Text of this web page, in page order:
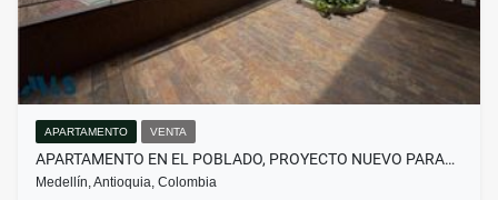
APARTAMENTO VENTA
APARTAMENTO EN EL POBLADO, PROYECTO NUEVO PARA…
Medellín, Antioquia, Colombia